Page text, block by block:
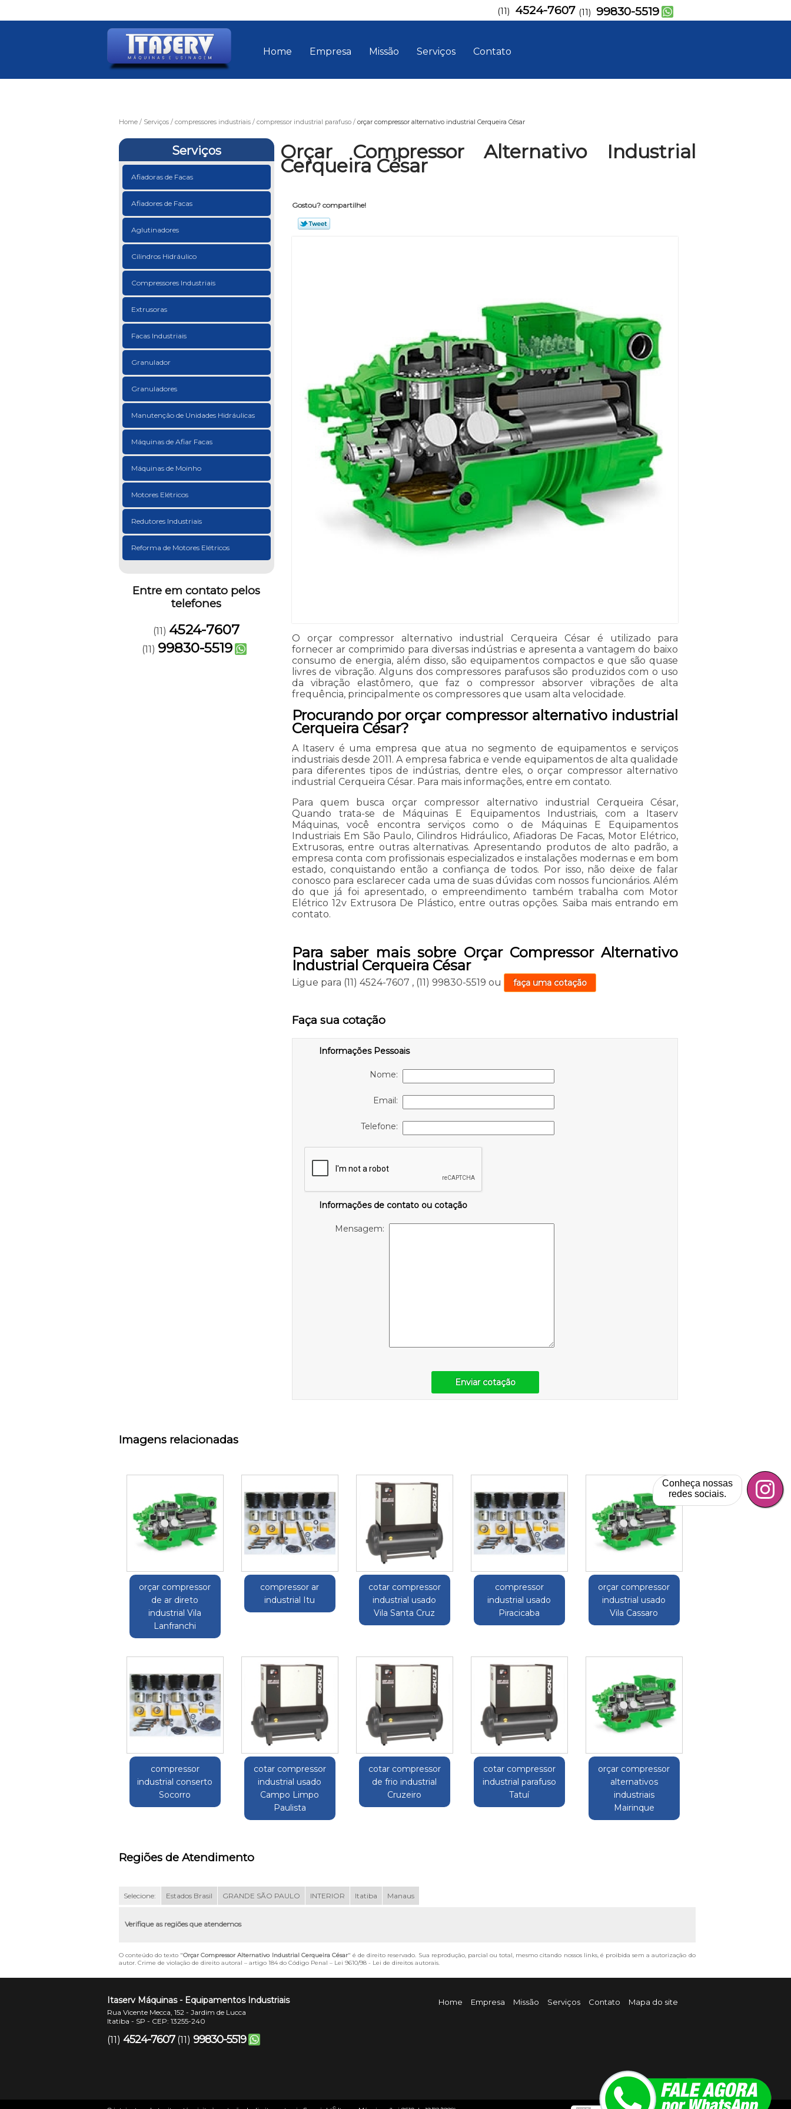
Home Empresa Missão Serviços Contato
(11) 4524-7607 (11) 99830-5519
Home Serviços compressores industriais compressor industrial parafuso orçar compressor alternativo industrial Cerqueira César
Serviços
Afiadoras de Facas
Afiadores de Facas
Aglutinadores
Cilindros Hidráulico
Compressores Industriais
Extrusoras
Facas Industriais
Granulador
Granuladores
Manutenção de Unidades Hidráulicas
Máquinas de Afiar Facas
Máquinas de Moinho
Motores Elétricos
Redutores Industriais
Reforma de Motores Elétricos
Entre em contato pelos
telefones
(11) 4524-7607
(11) 99830-5519
Orçar Compressor Alternativo Industrial
Cerqueira César
Gostou? compartilhe!
O orçar compressor alternativo industrial Cerqueira César é utilizado para
fornecer ar comprimido para diversas indústrias e apresenta a vantagem do baixo
consumo de energia, além disso, são equipamentos compactos e que são quase
livres de vibração. Alguns dos compressores parafusos são produzidos com o uso
da vibração elastômero, que faz o compressor absorver vibrações de alta
frequência, principalmente os compressores que usam alta velocidade.
Procurando por orçar compressor alternativo industrial
Cerqueira César?
A Itaserv é uma empresa que atua no segmento de equipamentos e serviços
industriais desde 2011. A empresa fabrica e vende equipamentos de alta qualidade
para diferentes tipos de indústrias, dentre eles, o orçar compressor alternativo
industrial Cerqueira César. Para mais informações, entre em contato.
Para quem busca orçar compressor alternativo industrial Cerqueira César,
Quando trata-se de Máquinas E Equipamentos Industriais, com a Itaserv
Máquinas, você encontra serviços como o de Máquinas E Equipamentos
Industriais Em São Paulo, Cilindros Hidráulico, Afiadoras De Facas, Motor Elétrico,
Extrusoras, entre outras alternativas. Apresentando produtos de alto padrão, a
empresa conta com profissionais especializados e instalações modernas e em bom
estado, conquistando então a confiança de todos. Por isso, não deixe de falar
conosco para esclarecer cada uma de suas dúvidas com nossos funcionários. Além
do que já foi apresentado, o empreendimento também trabalha com Motor
Elétrico 12v Extrusora De Plástico, entre outras opções. Saiba mais entrando em
contato.
Para saber mais sobre Orçar Compressor Alternativo
Industrial Cerqueira César
Ligue para (11) 4524-7607 , (11) 99830-5519 ou faça uma cotação
Faça sua cotação
Informações Pessoais
Nome:
Email:
Telefone:
Informações de contato ou cotação
Mensagem:
Enviar cotação
Imagens relacionadas
orçar compressor
de ar direto
industrial Vila
Lanfranchi
compressor ar
industrial Itu
cotar compressor
industrial usado
Vila Santa Cruz
compressor
industrial usado
Piracicaba
orçar compressor
industrial usado
Vila Cassaro
compressor
industrial conserto
Socorro
cotar compressor
industrial usado
Campo Limpo
Paulista
cotar compressor
de frio industrial
Cruzeiro
cotar compressor
industrial parafuso
Tatuí
orçar compressor
alternativos
industriais
Mairinque
Regiões de Atendimento
Selecione: Estados Brasil GRANDE SÃO PAULO INTERIOR Itatiba Manaus
Verifique as regiões que atendemos
O conteúdo do texto "Orçar Compressor Alternativo Industrial Cerqueira César" é de direito reservado. Sua reprodução, parcial ou total, mesmo citando nossos links, é proibida sem a autorização do
autor. Crime de violação de direito autoral – artigo 184 do Código Penal – Lei 9610/98 - Lei de direitos autorais.
Itaserv Máquinas - Equipamentos Industriais
Rua Vicente Mecca, 152 - Jardim de Lucca
Itatiba - SP - CEP: 13255-240
(11) 4524-7607 (11) 99830-5519
Home Empresa Missão Serviços Contato Mapa do site
Conheça nossas
redes sociais.